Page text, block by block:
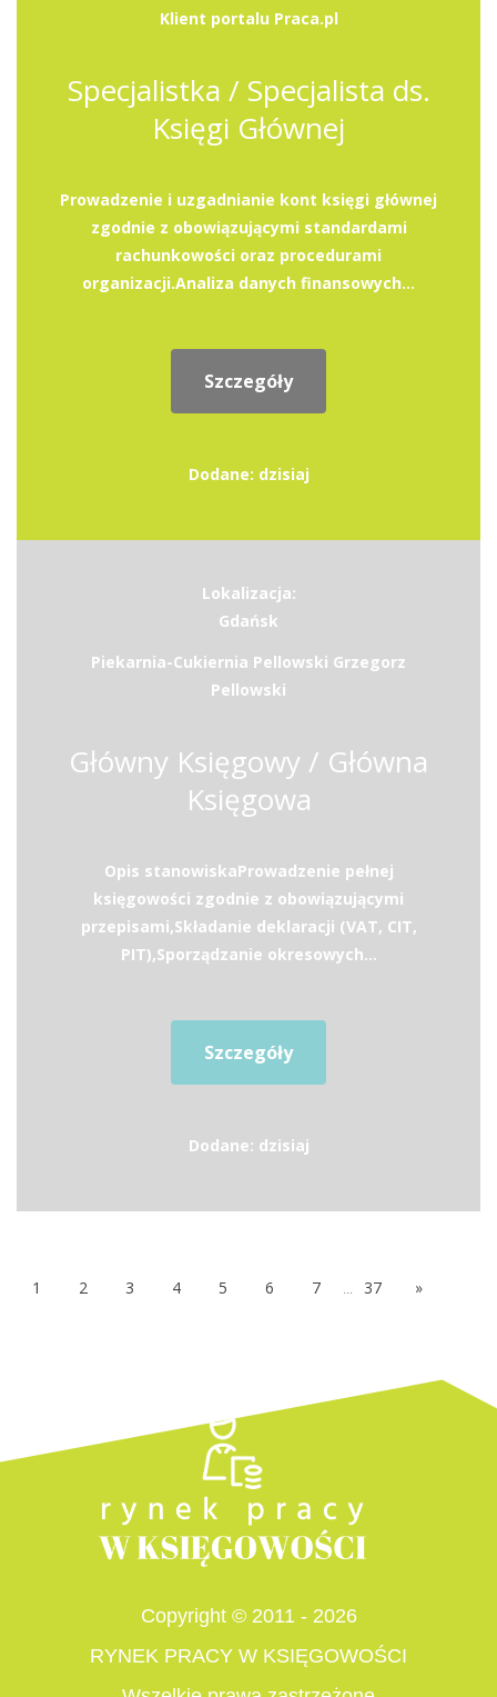
Klient portalu Praca.pl
Specjalistka / Specjalista ds.
Księgi Głównej
Prowadzenie i uzgadnianie kont księgi głównej
zgodnie z obowiązującymi standardami
rachunkowości oraz procedurami
organizacji.Analiza danych finansowych...
Szczegóły
Dodane: dzisiaj
Lokalizacja:
Gdańsk
Piekarnia-Cukiernia Pellowski Grzegorz
Pellowski
Główny Księgowy / Główna
Księgowa
Opis stanowiskaProwadzenie pełnej
księgowości zgodnie z obowiązującymi
przepisami,Składanie deklaracji (VAT, CIT,
PIT),Sporządzanie okresowych...
Szczegóły
Dodane: dzisiaj
1 2 3 4 5 6 7 ... 37 »
Copyright © 2011 - 2026
RYNEK PRACY W KSIĘGOWOŚCI